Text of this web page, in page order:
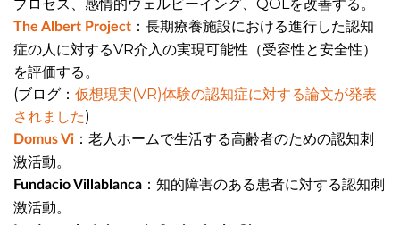
プロセス、感情的ウェルビーイング、QOLを改善する。
The Albert Project ：長期療養施設における進行した認知
症の人に対するVR介入の実現可能性（受容性と安全性）
を評価する。
(ブログ： 仮想現実(VR)体験の認知症に対する論文が発表
されました)
Domus Vi ：老人ホームで生活する高齢者のための認知刺
激活動。
Fundacio Villablanca ：知的障害のある患者に対する認知刺
激活動。